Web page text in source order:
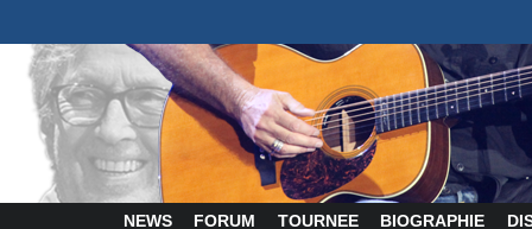
NEWS FORUM TOURNEE BIOGRAPHIE